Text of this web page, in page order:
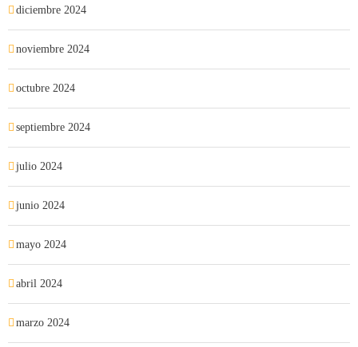
diciembre 2024
noviembre 2024
octubre 2024
septiembre 2024
julio 2024
junio 2024
mayo 2024
abril 2024
marzo 2024